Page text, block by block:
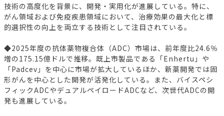
技術の高度化を背景に、開発・実用化が進展している。特に、
がん領域および免疫疾患領域において、治療効果の最大化と標
的選択性の向上を両立する技術として注目されている。
◆2025年度の抗体薬物複合体（ADC）市場は、前年度比24.6％
増の175.15億ドルで推移。既上市製品である「Enhertu」や
「Padcev」を中心に市場が拡大しているほか、新薬開発では固
形がんを中心とした開発が活発化している。また、バイスペシ
フィックADCやデュアルペイロードADCなど、次世代ADCの開
発も進展している。